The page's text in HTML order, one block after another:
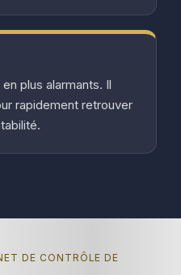
plus alarmants. Il
rapidement retrouver
DE CONTRÔLE DE